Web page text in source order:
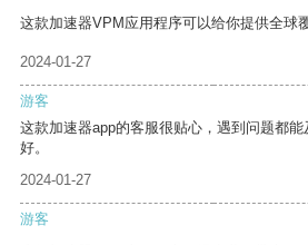
这款加速器VPM应用程序可以给你提供全球
2024-01-27
游客
这款加速器app的客服很贴心，遇到问题都
好。
2024-01-27
游客